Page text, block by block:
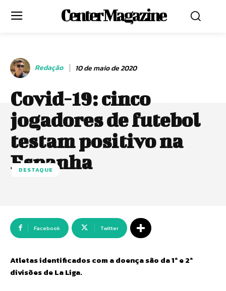
Center Magazine
Redação 10 de maio de 2020
Covid-19: cinco
jogadores de futebol
testam positivo na
Espanha
DESTAQUE
Facebook Twitter
Atletas identificados com a doença são da 1ª e 2ª
divisões de La Liga.